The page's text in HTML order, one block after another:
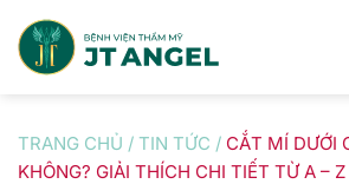
content
TRANG CHỦ / TIN TỨC / CẮT MÍ DƯỚI
KHÔNG? GIẢI THÍCH CHI TIẾT TỪ A –